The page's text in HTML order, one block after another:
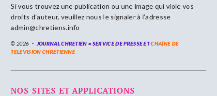
Si vous trouvez une publication ou une image qui viole vos
droits d’auteur, veuillez nous le signaler à l’adresse
admin@chretiens.info
© 2026 JOURNAL CHRÉTIEN = SERVICE DE PRESSE ETCHAÎNE DE
TELEVISION CHRETIENNE
NOS SITES ET APPLICATIONS